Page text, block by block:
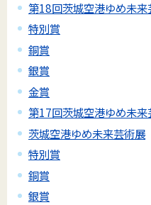
第18回茨城空港ゆめ未
特別賞
銅賞
銀賞
金賞
第17回茨城空港ゆめ未
茨城空港ゆめ未来芸術展
特別賞
銅賞
銀賞